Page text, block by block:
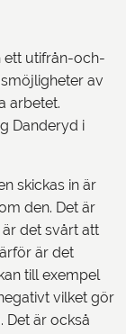
ett utifrån-och-
av
arbetet.
Danderyd i
skickas in är
den. Det är
det svårt att
är det
till exempel
vilket gör
Det är också